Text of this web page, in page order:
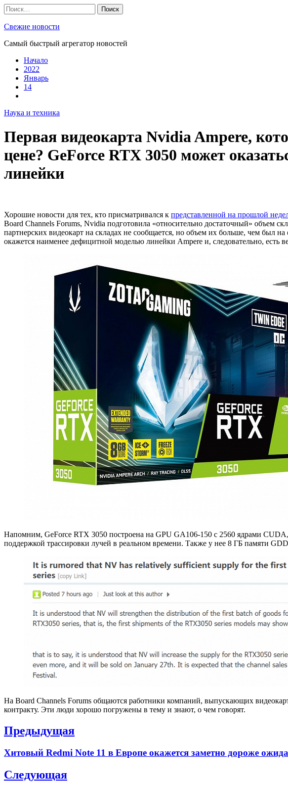
Skip
to
content
Найти:
Свежие новости
Самый быстрый агрегатор новостей
Начало
2022
Январь
14
Наука и техника
Первая видеокарта Nvidia Ampere,
цене? GeForce RTX 3050 может
линейки
Хорошие новости для тех, кто присматривался к представленной на прошлой
Board Channels Forums, Nvidia подготовила «относительно достаточный» объем
партнерских видеокарт на складах не сообщается, но объем их больше, чем был
окажется наименее дефицитной моделью линейки Ampere и, следовательно, есть
Напомним, GeForce RTX 3050 построена на GPU GA106-150 c 2560 ядрами
поддержкой трассировки лучей в реальном времени. Также у нее 8 ГБ памяти
На Board Channels Forums общаются работники компаний, выпускающих
контракту. Эти люди хорошо погружены в тему и знают, о чем говорят.
Навигация
записям
Предыдущая
Previous
Хитовый Redmi Note 11 в Европе окажется заметно дороже
Следующая